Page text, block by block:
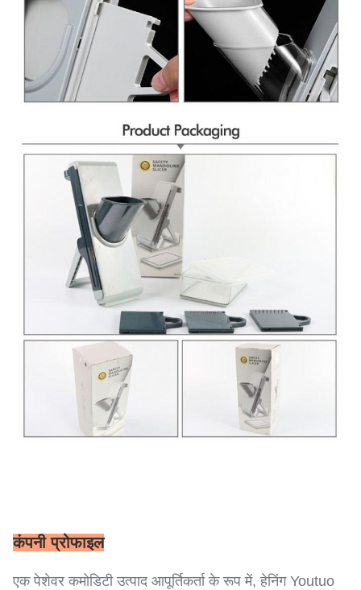
कंपनी प्रोफाइल
एक पेशेवर कमोडिटी उत्पाद आपूर्तिकर्ता के रूप में, हेनिंग Youtuo